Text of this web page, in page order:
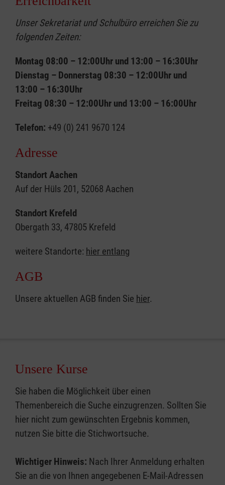
Unser Sekretariat und Schulbüro erreichen Sie zu
folgenden Zeiten:
Montag 08:00 – 12:00Uhr und 13:00 – 16:30Uhr
Dienstag – Donnerstag 08:30 – 12:00Uhr und
13:00 – 16:30Uhr
Freitag 08:30 – 12:00Uhr und 13:00 – 16:00Uhr
Telefon: +49 (0) 241 9670 124
Adresse
Standort Aachen
Auf der Hüls 201, 52068 Aachen
Standort Krefeld
Obergath 33, 47805 Krefeld
weitere Standorte: hier entlang
AGB
Unsere aktuellen AGB finden Sie hier.
Unsere Kurse
Sie haben die Möglichkeit über einen
Themenbereich die Suche einzugrenzen. Sollten Sie
hier nicht zum gewünschten Ergebnis kommen,
nutzen Sie bitte die Stichwortsuche.
Wichtiger Hinweis: Nach Ihrer Anmeldung erhalten
Sie an die von Ihnen angegebenen E-Mail-Adressen